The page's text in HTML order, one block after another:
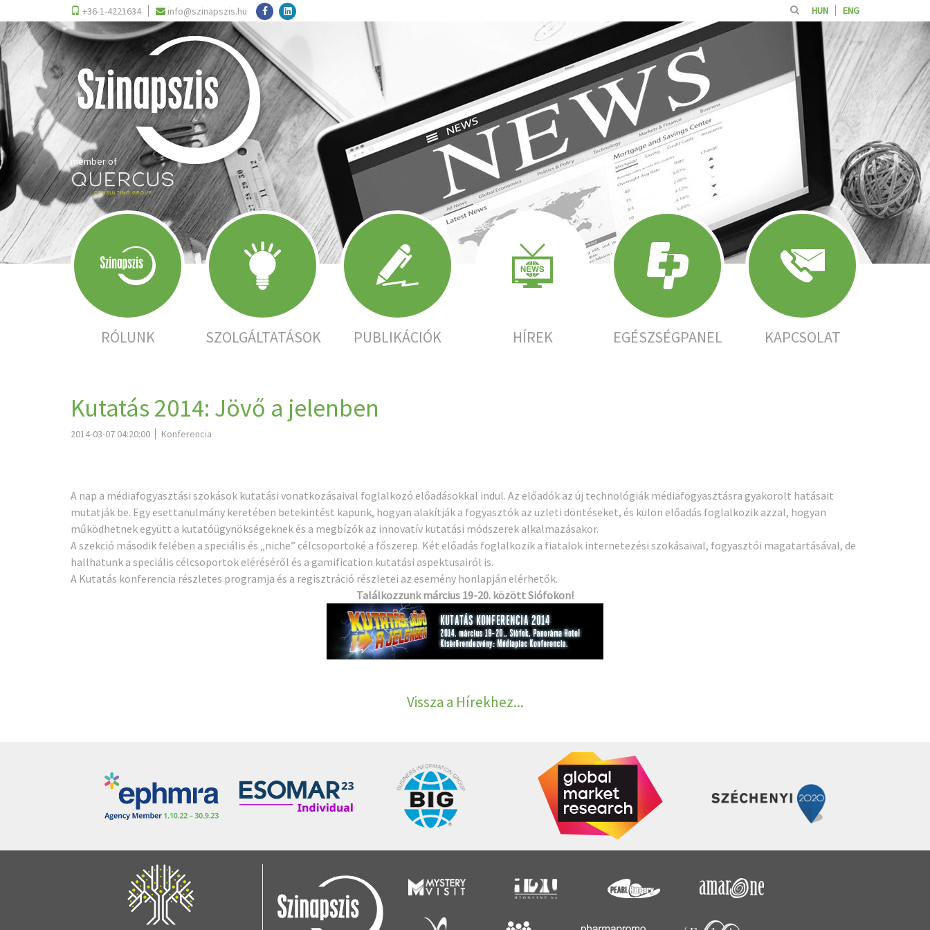
+36-1-4221634 info@szinapszis.hu HUN ENG
member of
RÓLUNK SZOLGÁLTATÁSOK PUBLIKÁCIÓK HÍREK EGÉSZSÉGPANEL KAPCSOLAT
Kutatás 2014: Jövő a jelenben
2014-03-07 04:20:00 Konferencia
A nap a médiafogyasztási szokások kutatási vonatkozásaival foglalkozó előadásokkal indul. Az előadók az új technológiák médiafogyasztásra gyakorolt hatásait
mutatják be. Egy esettanulmány keretében betekintést kapunk, hogyan alakítják a fogyasztók az üzleti döntéseket, és külön előadás foglalkozik azzal, hogyan
működhetnek együtt a kutatóügynökségeknek és a megbízók az innovatív kutatási módszerek alkalmazásakor.
A szekció második felében a speciális és „niche” célcsoportoké a főszerep. Két előadás foglalkozik a fiatalok internetezési szokásaival, fogyasztói magatartásával, de
hallhatunk a speciális célcsoportok eléréséről és a gamification kutatási aspektusairól is.
A Kutatás konferencia részletes programja és a regisztráció részletei az esemény honlapján elérhetők.
Találkozzunk március 19-20. között Siófokon!
Vissza a Hírekhez...